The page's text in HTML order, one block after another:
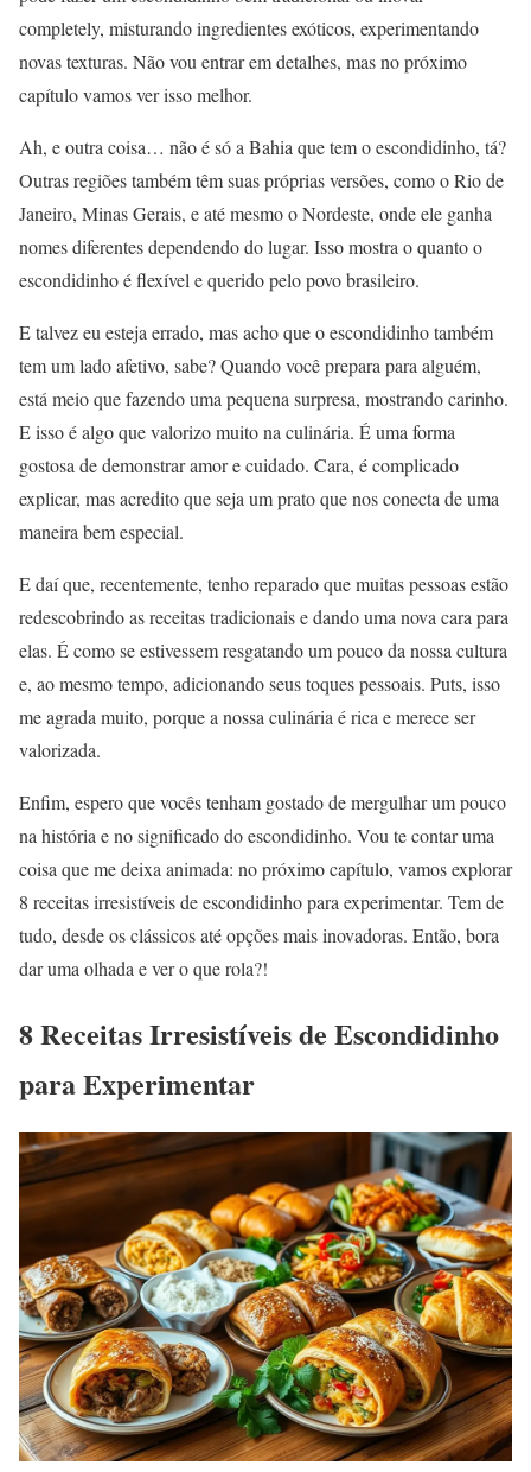
completely, misturando ingredientes exóticos, experimentando
novas texturas. Não vou entrar em detalhes, mas no próximo
capítulo vamos ver isso melhor.
Ah, e outra coisa… não é só a Bahia que tem o escondidinho, tá?
Outras regiões também têm suas próprias versões, como o Rio de
Janeiro, Minas Gerais, e até mesmo o Nordeste, onde ele ganha
nomes diferentes dependendo do lugar. Isso mostra o quanto o
escondidinho é flexível e querido pelo povo brasileiro.
E talvez eu esteja errado, mas acho que o escondidinho também
tem um lado afetivo, sabe? Quando você prepara para alguém,
está meio que fazendo uma pequena surpresa, mostrando carinho.
E isso é algo que valorizo muito na culinária. É uma forma
gostosa de demonstrar amor e cuidado. Cara, é complicado
explicar, mas acredito que seja um prato que nos conecta de uma
maneira bem especial.
E daí que, recentemente, tenho reparado que muitas pessoas estão
redescobrindo as receitas tradicionais e dando uma nova cara para
elas. É como se estivessem resgatando um pouco da nossa cultura
e, ao mesmo tempo, adicionando seus toques pessoais. Puts, isso
me agrada muito, porque a nossa culinária é rica e merece ser
valorizada.
Enfim, espero que vocês tenham gostado de mergulhar um pouco
na história e no significado do escondidinho. Vou te contar uma
coisa que me deixa animada: no próximo capítulo, vamos explorar
8 receitas irresistíveis de escondidinho para experimentar. Tem de
tudo, desde os clássicos até opções mais inovadoras. Então, bora
dar uma olhada e ver o que rola?!
8 Receitas Irresistíveis de Escondidinho
para Experimentar